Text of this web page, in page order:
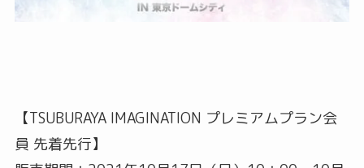
【TSUBURAYA IMAGINATION プレミアムプラン会
員 先着先行】